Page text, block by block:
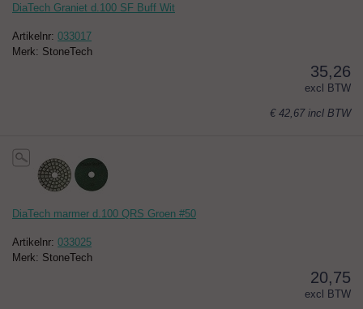
DiaTech Graniet d.100 SF Buff Wit
Artikelnr: 033017
Merk: StoneTech
35,26
excl BTW
€ 42,67 incl BTW
DiaTech marmer d.100 QRS Groen #50
Artikelnr: 033025
Merk: StoneTech
20,75
excl BTW